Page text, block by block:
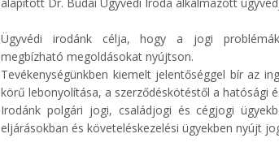
Ügyvédi irodánk célja, hogy a jogi
megbízható megoldásokat nyújtson.
Tevékenységünkben kiemelt jelentőséggel bír az
körű lebonyolítása, a szerződéskötéstől a hatósági
Irodánk polgári jogi, családjogi és cégjogi
eljárásokban és követeléskezelési ügyekben nyújt